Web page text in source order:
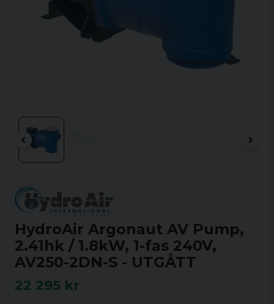
HydroAir Argonaut AV Pump,
2.41hk / 1.8kW, 1-fas 240V,
AV250-2DN-S - UTGÅTT
22 295 kr